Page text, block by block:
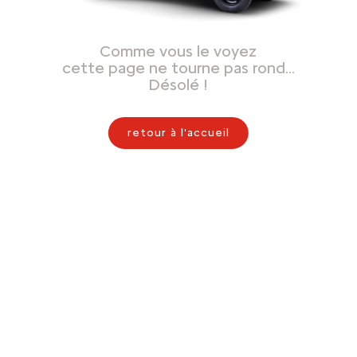
Comme vous le voyez
cette page ne tourne pas rond…
Désolé !
retour à l'accueil